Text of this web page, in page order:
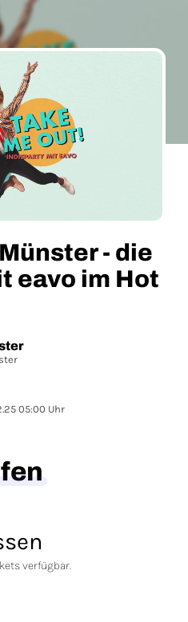
- die
eavo im Hot
05:00 Uhr
verfügbar.